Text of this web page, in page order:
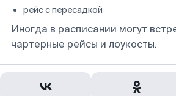
рейс с пересадкой
Иногда в расписании могут
чартерные рейсы и лоукосты.